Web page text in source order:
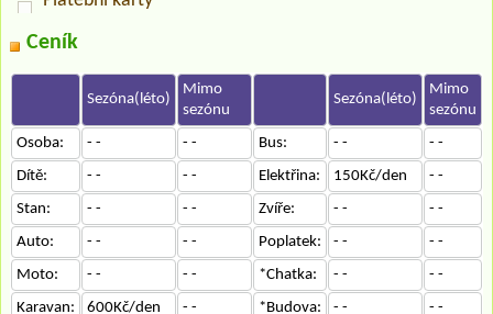
Ceník
Sezóna(léto)
Mimo
sezónu
Sezóna(léto)
Mimo
sezónu
Osoba:
- - - - Bus: - -
- -
Dítě:
- - - - Elektřina: 150Kč/den
- -
Stan:
- - - - Zvíře: - -
- -
Auto:
- - - - Poplatek: - -
- -
Moto:
- - - - *Chatka: - -
- -
Karavan:
600Kč/den - - *Budova: - -
- -